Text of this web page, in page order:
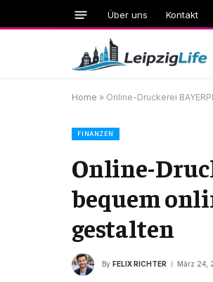
Über uns Kontakt
Home » Online-Druckerei
FINANZEN
Online-
bequem
gestalten
By FELIX RICHTER März 24,